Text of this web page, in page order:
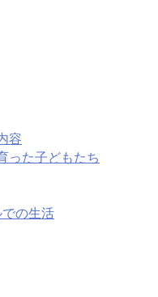
容
った子どもたち
の生活